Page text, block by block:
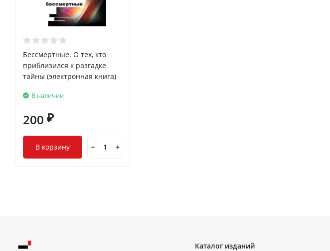
Бессмертные. О тех, кто
приблизился к разгадке
тайны (электронная книга)
В наличии
200 ₽
В корзину
Каталог изданий